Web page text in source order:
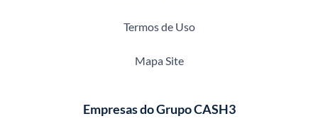
Termos de Uso
Mapa Site
Empresas do Grupo CASH3